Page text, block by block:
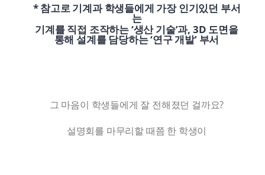
* 참고로 기계과 학생들에게 가장 인기있던 부서
는
기계를 직접 조작하는 ‘생산 기술’과, 3D 도면을
통해 설계를 담당하는 ‘연구 개발’ 부서
그 마음이 학생들에게 잘 전해졌던 걸까요?
설명회를 마무리할 때쯤 한 학생이